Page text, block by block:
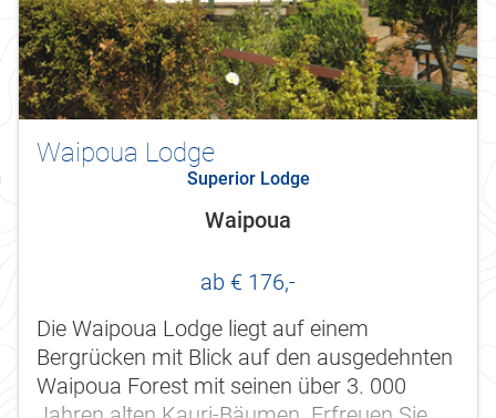
Waipoua Lodge
Superior Lodge
Waipoua
ab € 176,-
Die Waipoua Lodge liegt auf einem
Bergrücken mit Blick auf den ausgedehnten
Waipoua Forest mit seinen über 3. 000